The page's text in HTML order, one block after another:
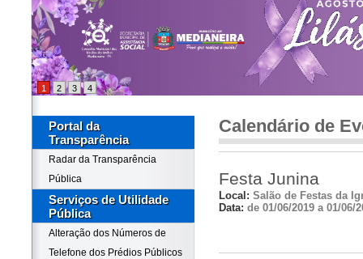
1 2 3 4
Portal da
Transparência
Radar da Transparência
Pública
Serviços de Utilidade
Pública
Alteração dos Números de
Telefone dos Prédios Públicos
Calendário de
Festa Junina
Local: Salão de Festas da
Data: de 01/06/2019 a 01/06/